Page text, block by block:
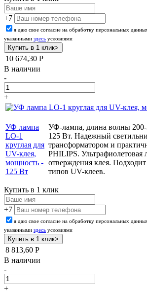
+7
я даю свое согласие на обработку персональных
указанными здесь условиями
10 674,30 Р
В наличии
-
+
УФ лампа
LO-1
круглая для
UV-клея,
мощность -
125 Вт
УФ-лампа, длина волны
125 Вт. Надежный
трансформатором и
PHILIPS. Ультрафиолетовая
отверждения клея.
типов UV-клеев.
Купить в 1 клик
+7
я даю свое согласие на обработку персональных
указанными здесь условиями
8 813,60 Р
В наличии
-
+